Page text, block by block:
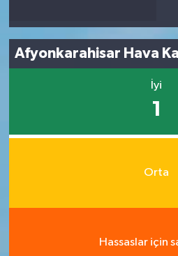
Afyonkarahisar Hava
İyi
1
Orta
Hassaslar için